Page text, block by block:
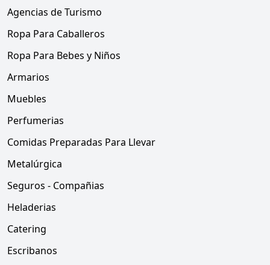
Agencias de Turismo
Ropa Para Caballeros
Ropa Para Bebes y Niños
Armarios
Muebles
Perfumerias
Comidas Preparadas Para Llevar
Metalúrgica
Seguros - Compañias
Heladerias
Catering
Escribanos